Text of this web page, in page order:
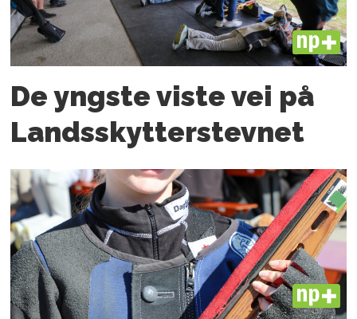
PLUS
De yngste viste vei på
Landsskytterstevnet
PLUS